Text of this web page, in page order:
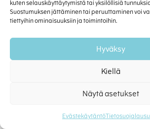
kuten selauskäyttäytymistä tai yksilöllisiä
Suostumuksen jättäminen tai peruuttaminen voi
tiettyihin ominaisuuksiin ja toimintoihin.
Hyväksy
Kiellä
Näytä asetukset
Evästekäytäntö
sovelluksen käytön optimoinnissa.
Uudessa roolissaan Iida ja Isabel
ensisijaisesti tukemaan asiakkaita
ohjelmistojen käytössä, vahvistaen
monipuolisella osaamisellaan myös
Toivotamme Iidan ja Isabelin
tervetulleiksi tiimiin!